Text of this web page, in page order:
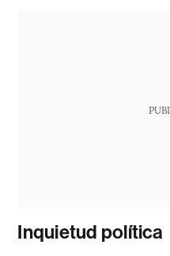
Inquietud política